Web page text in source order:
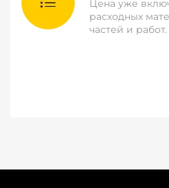
Цена уже
расходных
частей и работ.